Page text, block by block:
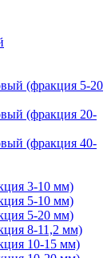
(фракция 5-20
(фракция 20-
(фракция 40-
3-10 мм)
5-10 мм)
5-20 мм)
8-11,2 мм)
10-15 мм)